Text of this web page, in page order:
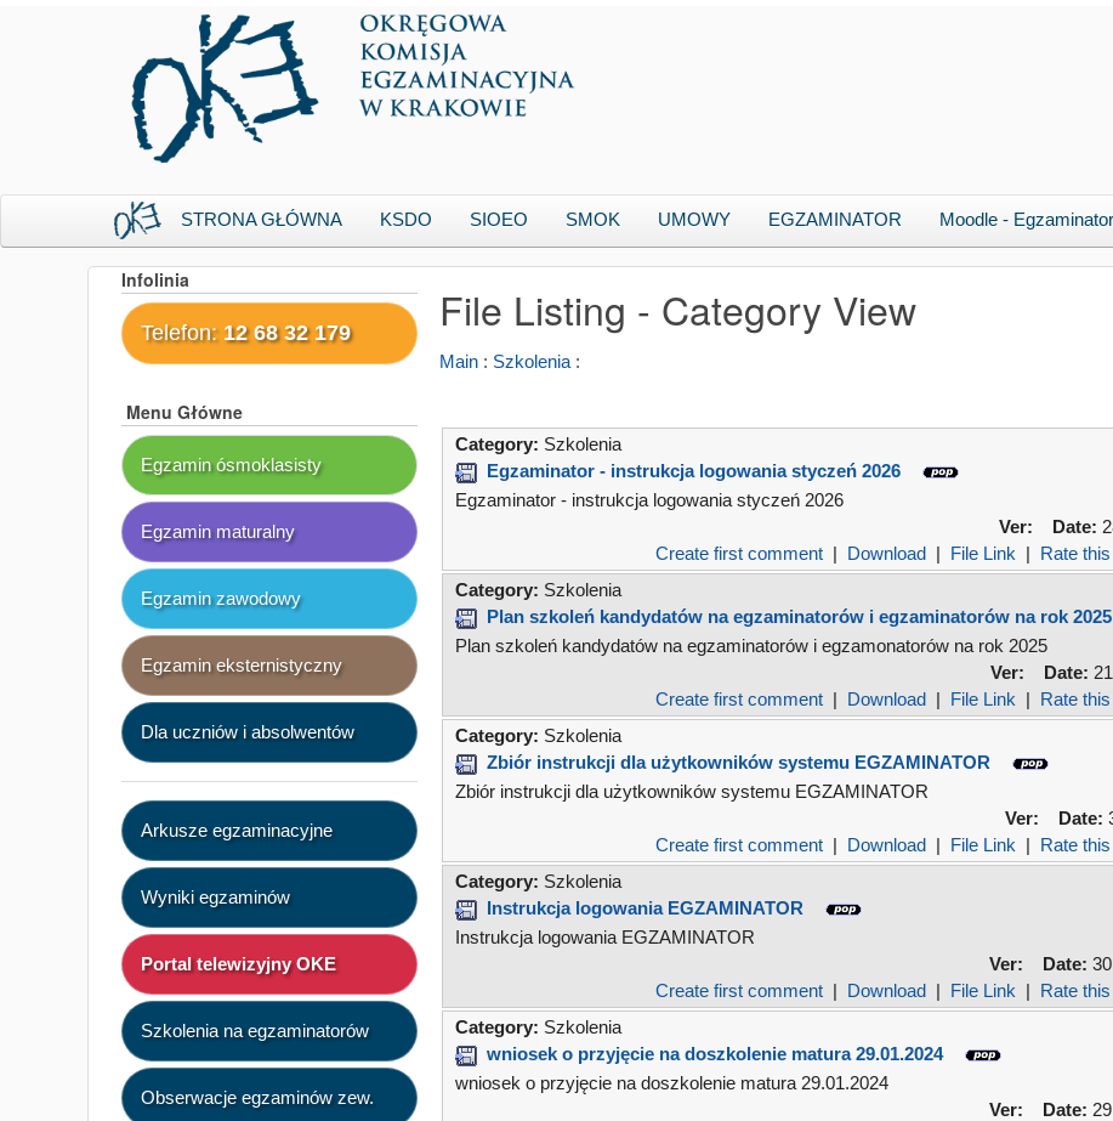
STRONA GŁÓWNA KSDO SIOEO SMOK UMOWY EGZAMINATOR Moodle -
File Listing - Category View
Main : Szkolenia :
Category: Szkolenia
Egzaminator - instrukcja logowania styczeń 2026
Egzaminator - instrukcja logowania styczeń 2026
Ver:
Date:
Create first comment | Download | File Link | Rate
Category: Szkolenia
Plan szkoleń kandydatów na egzaminatorów i egzaminatorów na rok 2025
Plan szkoleń kandydatów na egzaminatorów i egzamonatorów na rok 2025
Ver:
Date:
Create first comment | Download | File Link | Rate
Category: Szkolenia
Zbiór instrukcji dla użytkowników systemu EGZAMINATOR
Zbiór instrukcji dla użytkowników systemu EGZAMINATOR
Ver:
Date:
Create first comment | Download | File Link | Rate
Category: Szkolenia
Instrukcja logowania EGZAMINATOR
Instrukcja logowania EGZAMINATOR
Ver:
Date:
Create first comment | Download | File Link | Rate
Category: Szkolenia
wniosek o przyjęcie na doszkolenie matura 29.01.2024
wniosek o przyjęcie na doszkolenie matura 29.01.2024
Ver:
Date:
Infolinia
Telefon: 12 68 32 179
Menu Główne
Egzamin ósmoklasisty
Egzamin maturalny
Egzamin zawodowy
Egzamin eksternistyczny
Dla uczniów i absolwentów
Arkusze egzaminacyjne
Wyniki egzaminów
Portal telewizyjny OKE
Szkolenia na egzaminatorów
Obserwacje egzaminów zew.